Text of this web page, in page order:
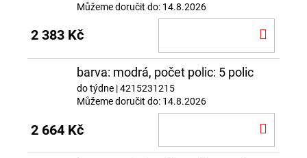
Můžeme doručit do: 14.8.2026
2 383 Kč
barva: modrá, počet polic: 5 polic
do týdne | 4215231215
Můžeme doručit do: 14.8.2026
2 664 Kč